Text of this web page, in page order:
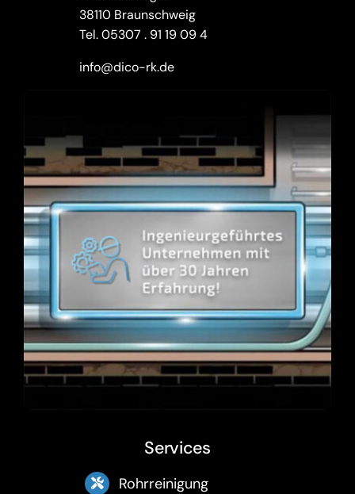
38110 Braunschweig
Tel.05307 . 91 19 09 4
info@dico-rk.de
Services
Rohrreinigung